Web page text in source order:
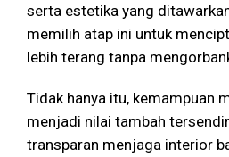
serta estetika yang
memilih atap ini untuk
lebih terang tanpa
Tidak hanya itu, kemampuan
menjadi nilai tambah
transparan menjaga interior